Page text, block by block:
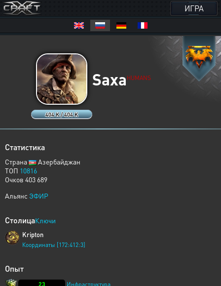
ИГРА
404 K / 404 K
Saxa HUMANS
Статистика
Страна
Азербайджан
ТОП 10816
Очков 403 689
Альянс ЭФИР
СтолицаКлючи
Kripton
Координаты [172:412:3]
Опыт
23
Инфраструктура